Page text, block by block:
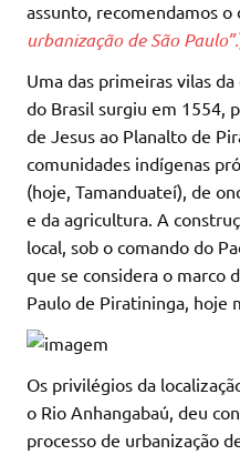
assunto, recomendamos
urbanização de São Paulo”.
Uma das primeiras vilas
do Brasil surgiu em 1554,
de Jesus ao Planalto de
comunidades indígenas
(hoje, Tamanduateí), de
e da agricultura. A
local, sob o comando do
que se considera o marco
Paulo de Piratininga, hoje
Os privilégios da
o Rio Anhangabaú, deu
processo de urbanização